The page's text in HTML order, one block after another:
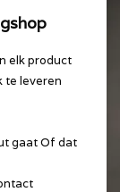
elk product
te leveren
gaat Of dat